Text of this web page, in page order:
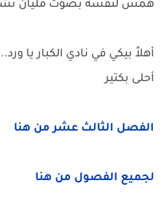
همس لنفسه بصوت مليان
أهلاً بيكي في نادي الكبار يا
أحلى بكتير
الفصل الثالث عشر من هنا
لجميع الفصول من هنا